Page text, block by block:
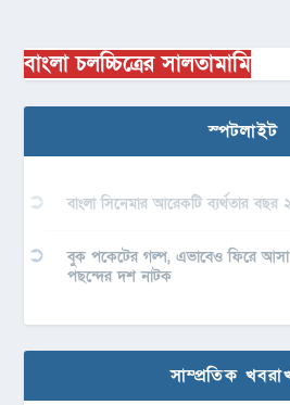
বাংলা চলচ্চিত্রের সালতামামি
স্পটলাইট
বাংলা সিনেমার আরেকটি ব্যর্থতার বছর
বুক পকেটের গল্প, এভাবেও ফিরে আসা
পছন্দের দশ নাটক
সাম্প্রতিক